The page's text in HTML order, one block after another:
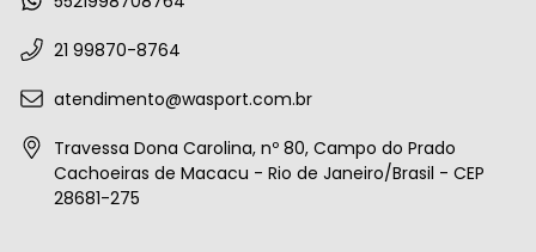
21 99870-8764
atendimento@wasport.com.br
Travessa Dona Carolina, nº 80, Campo do Prado
Cachoeiras de Macacu - Rio de Janeiro/Brasil - CEP
28681-275